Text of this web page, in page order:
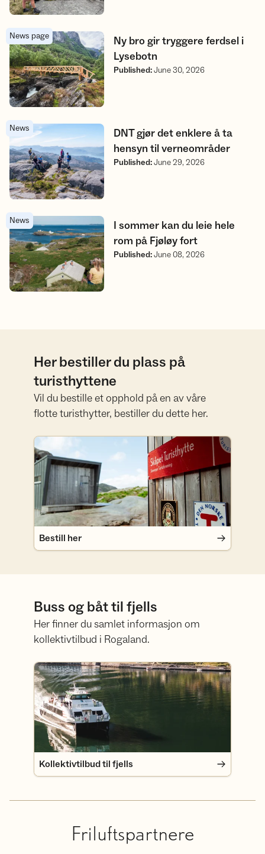
Ny bro gir tryggere ferdsel i Lysebotn
News page
Published:June 30, 2026
Ny bro gir tryggere ferdsel i
Lysebotn
DNT gjør det enklere å ta hensyn til verneområder
News
Published:June 29, 2026
DNT gjør det enklere å ta
hensyn til verneområder
I sommer kan du leie hele rom på Fjøløy fort
News
Published:June 08, 2026
I sommer kan du leie hele
rom på Fjøløy fort
Her bestiller du plass på
turisthyttene
Vil du bestille et opphold på en av våre
flotte turisthytter, bestiller du dette her.
Bestill her
Bestill her
Buss og båt til fjells
Her finner du samlet informasjon om
kollektivtilbud i Rogaland.
Kollektivtilbud til fjells
Kollektivtilbud til fjells
Friluftspartnere